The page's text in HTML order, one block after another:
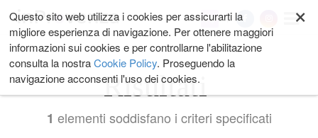
ai
contenuti.
|
Salta
alla
navigazione
My ×
Questo sito web utilizza i cookies per assicurarti la
migliore esperienza di navigazione. Per ottenere maggiori
informazioni sui cookies e per controllarne l'abilitazione
consulta la nostraCookie Policy. Proseguendo la
navigazione acconsenti l'uso dei cookies.
Risultati
1 elementi soddisfano i criteri specificati